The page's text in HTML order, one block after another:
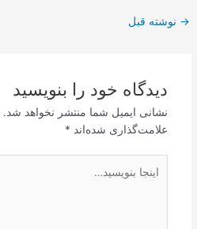
پیمایش
→ نوشته قبل
دیدگاه‌ خود را بنویسید
نشانی ایمیل شما منتشر نخواهد شد.
علامت‌گذاری شده‌اند *
بنویسید…